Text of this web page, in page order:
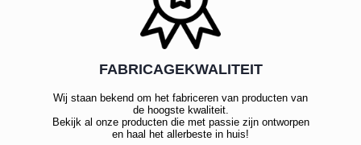
FABRICAGEKWALITEIT
Wij staan bekend om het fabriceren van producten van
de hoogste kwaliteit.
Bekijk al onze producten die met passie zijn ontworpen
en haal het allerbeste in huis!